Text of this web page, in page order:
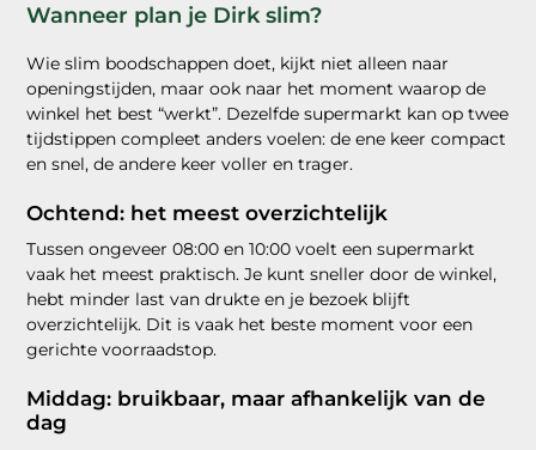
Wanneer plan je Dirk slim?
Wie slim boodschappen doet, kijkt niet alleen naar
openingstijden, maar ook naar het moment waarop de
winkel het best “werkt”. Dezelfde supermarkt kan op twee
tijdstippen compleet anders voelen: de ene keer compact
en snel, de andere keer voller en trager.
Ochtend: het meest overzichtelijk
Tussen ongeveer 08:00 en 10:00 voelt een supermarkt
vaak het meest praktisch. Je kunt sneller door de winkel,
hebt minder last van drukte en je bezoek blijft
overzichtelijk. Dit is vaak het beste moment voor een
gerichte voorraadstop.
Middag: bruikbaar, maar afhankelijk van de
dag